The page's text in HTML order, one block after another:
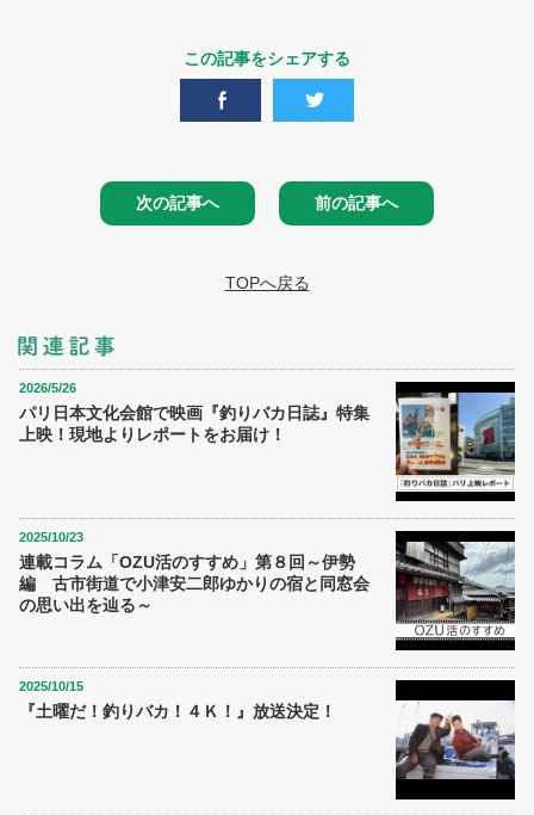
この記事をシェアする
次の記事へ 前の記事へ
TOPへ戻る
2026/5/26
パリ日本文化会館で映画『釣りバカ日誌』特集
上映！現地よりレポートをお届け！
2025/10/23
連載コラム「OZU活のすすめ」第８回～伊勢
編 古市街道で小津安二郎ゆかりの宿と同窓会
の思い出を辿る～
2025/10/15
『土曜だ！釣りバカ！４Ｋ！』放送決定！